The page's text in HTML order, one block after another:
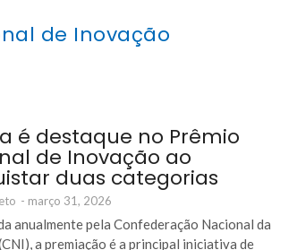
de Inovação
é destaque no Prêmio
de Inovação ao
duas categorias
- março 31, 2026
anualmente pela Confederação Nacional da
a premiação é a principal iniciativa de